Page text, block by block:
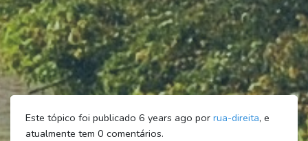
Este tópico foi publicado 6 years ago por rua-direita, e
atualmente tem 0 comentários.